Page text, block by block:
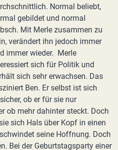
Normal beliebt,
gebildet und normal
Mit Merle zusammen zu
verändert ihn jedoch immer
immer wieder. Merle
sich für Politik und
sich sehr erwachsen. Das
Ben. Er selbst ist sich
ob er für sie nur
ob mehr dahinter steckt. Doch
sich Hals über Kopf in einen
seine Hoffnung. Doch
Bei der Geburtstagsparty einer